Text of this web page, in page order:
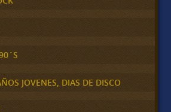
JOVENES, DIAS DE DISCO